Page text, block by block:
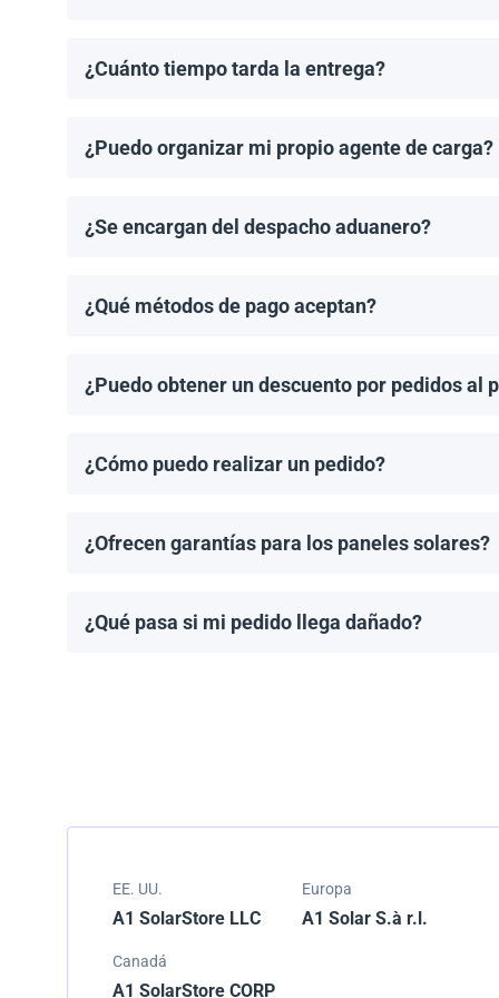
¿Cuánto tiempo tarda la entrega?
¿Puedo organizar mi propio agente de carga?
¿Se encargan del despacho aduanero?
¿Qué métodos de pago aceptan?
¿Puedo obtener un descuento por pedidos al
¿Cómo puedo realizar un pedido?
¿Ofrecen garantías para los paneles solares?
¿Qué pasa si mi pedido llega dañado?
EE. UU.
A1 SolarStore LLC
Europa
A1 Solar S.à r.l.
Canadá
A1 SolarStore CORP